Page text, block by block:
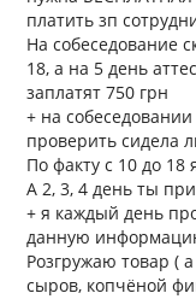
платить зп
На собеседование
18, а на 5 день
заплатят 750 грн
+ на
проверить сидела
По факту с 10 до
А 2, 3, 4 день ты
+ я каждый день
данную
Розгружаю товар (
сыров, копчёной